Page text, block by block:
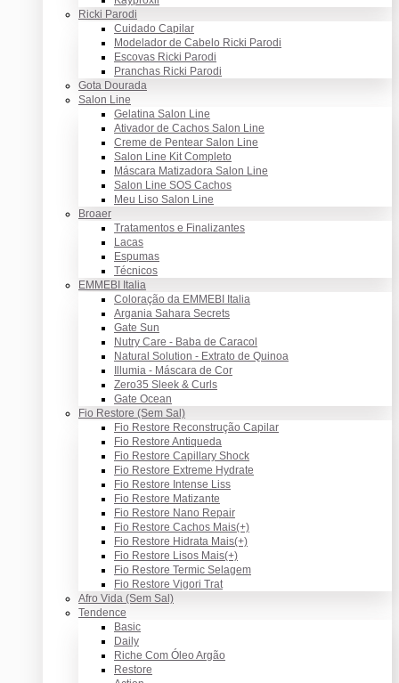
Ricki Parodi
Cuidado Capilar
Modelador de Cabelo Ricki Parodi
Escovas Ricki Parodi
Pranchas Ricki Parodi
Gota Dourada
Salon Line
Gelatina Salon Line
Ativador de Cachos Salon Line
Creme de Pentear Salon Line
Salon Line Kit Completo
Máscara Matizadora Salon Line
Salon Line SOS Cachos
Meu Liso Salon Line
Broaer
Tratamentos e Finalizantes
Lacas
Espumas
Técnicos
EMMEBI Italia
Coloração da EMMEBI Italia
Argania Sahara Secrets
Gate Sun
Nutry Care - Baba de Caracol
Natural Solution - Extrato de Quinoa
Illumia - Máscara de Cor
Zero35 Sleek & Curls
Gate Ocean
Fio Restore (Sem Sal)
Fio Restore Reconstrução Capilar
Fio Restore Antiqueda
Fio Restore Capillary Shock
Fio Restore Extreme Hydrate
Fio Restore Intense Liss
Fio Restore Matizante
Fio Restore Nano Repair
Fio Restore Cachos Mais(+)
Fio Restore Hidrata Mais(+)
Fio Restore Lisos Mais(+)
Fio Restore Termic Selagem
Fio Restore Vigori Trat
Afro Vida (Sem Sal)
Tendence
Basic
Daily
Riche Com Óleo Argão
Restore